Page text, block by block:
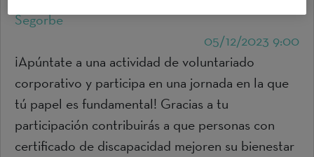
Segorbe
05/12/2023 9:00
¡Apúntate a una actividad de voluntariado
corporativo y participa en una jornada en la que
tú papel es fundamental! Gracias a tu
participación contribuirás a que personas con
certificado de discapacidad mejoren su bienestar